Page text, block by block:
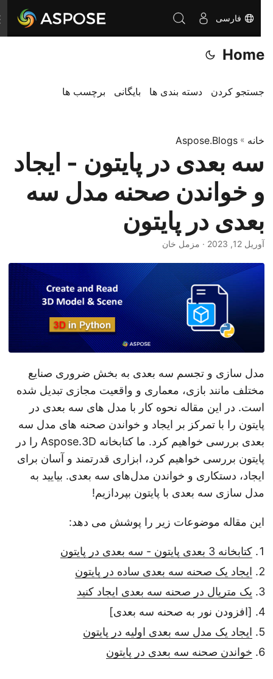
فارسی
Home
جستجو کردن دسته بندی ها بایگانی برچسب ها
خانه»
Aspose.Blogs
سه بعدی در پایتون - ایجاد
و خواندن صحنه مدل سه
بعدی در پایتون
آوریل 12, 2023 · مزمل خان
مدل سازی و تجسم سه بعدی به بخش ضروری صنایع
مختلف مانند بازی، معماری و واقعیت مجازی تبدیل شده
است. در این مقاله نحوه کار با مدل های سه بعدی در
پایتون را با تمرکز بر ایجاد و خواندن صحنه های مدل سه
بعدی بررسی خواهیم کرد. ما کتابخانه Aspose.3D را در
پایتون بررسی خواهیم کرد، ابزاری قدرتمند و آسان برای
ایجاد، دستکاری و خواندن مدل‌های سه بعدی. بیایید به
مدل سازی سه بعدی با پایتون بپردازیم!
این مقاله موضوعات زیر را پوشش می دهد:
کتابخانه 3 بعدی پایتون - سه بعدی در پایتون
ایجاد یک صحنه سه بعدی ساده در پایتون
یک متریال در صحنه سه بعدی ایجاد کنید
[افزودن نور به صحنه سه بعدی]
ایجاد یک مدل سه بعدی اولیه در پایتون
خواندن صحنه سه بعدی در پایتون